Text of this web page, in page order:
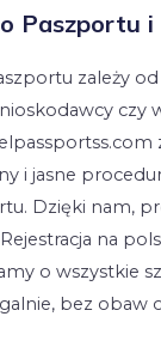
Paszportu
zależy
czy
i jasne
Dzięki nam,
na
o wszystkie
bez obaw